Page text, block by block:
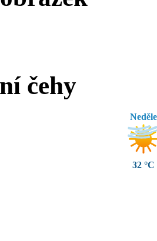
čehy
Neděle
32 °C